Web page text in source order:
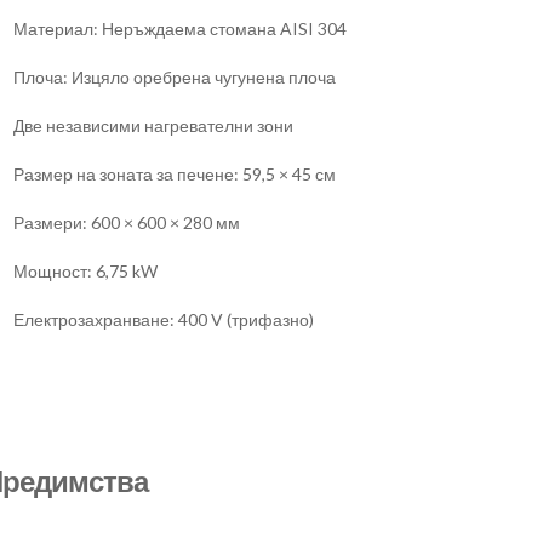
Материал: Неръждаема стомана AISI 304
Плоча: Изцяло оребрена чугунена плоча
Две независими нагревателни зони
Размер на зоната за печене: 59,5 × 45 см
Размери: 600 × 600 × 280 мм
Мощност: 6,75 kW
Електрозахранване: 400 V (трифазно)